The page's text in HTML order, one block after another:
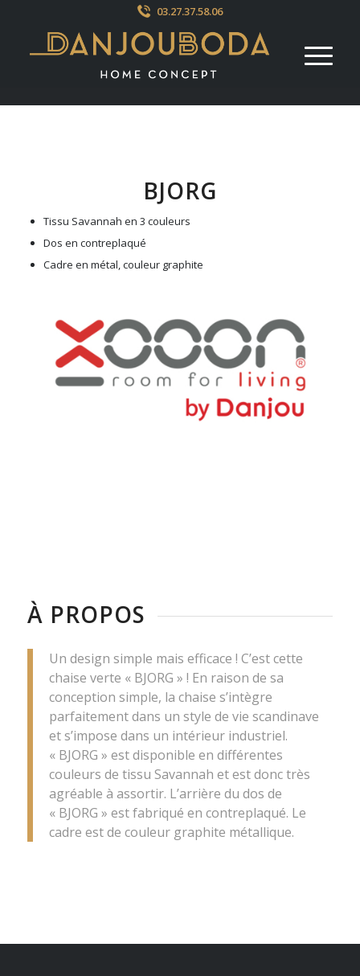
03.27.37.58.06
BJORG
Tissu Savannah en 3 couleurs
Dos en contreplaqué
Cadre en métal, couleur graphite
À PROPOS
Un design simple mais efficace ! C’est cette
chaise verte « BJORG » ! En raison de sa
conception simple, la chaise s’intègre
parfaitement dans un style de vie scandinave
et s’impose dans un intérieur industriel.
« BJORG » est disponible en différentes
couleurs de tissu Savannah et est donc très
agréable à assortir. L’arrière du dos de
« BJORG » est fabriqué en contreplaqué. Le
cadre est de couleur graphite métallique.